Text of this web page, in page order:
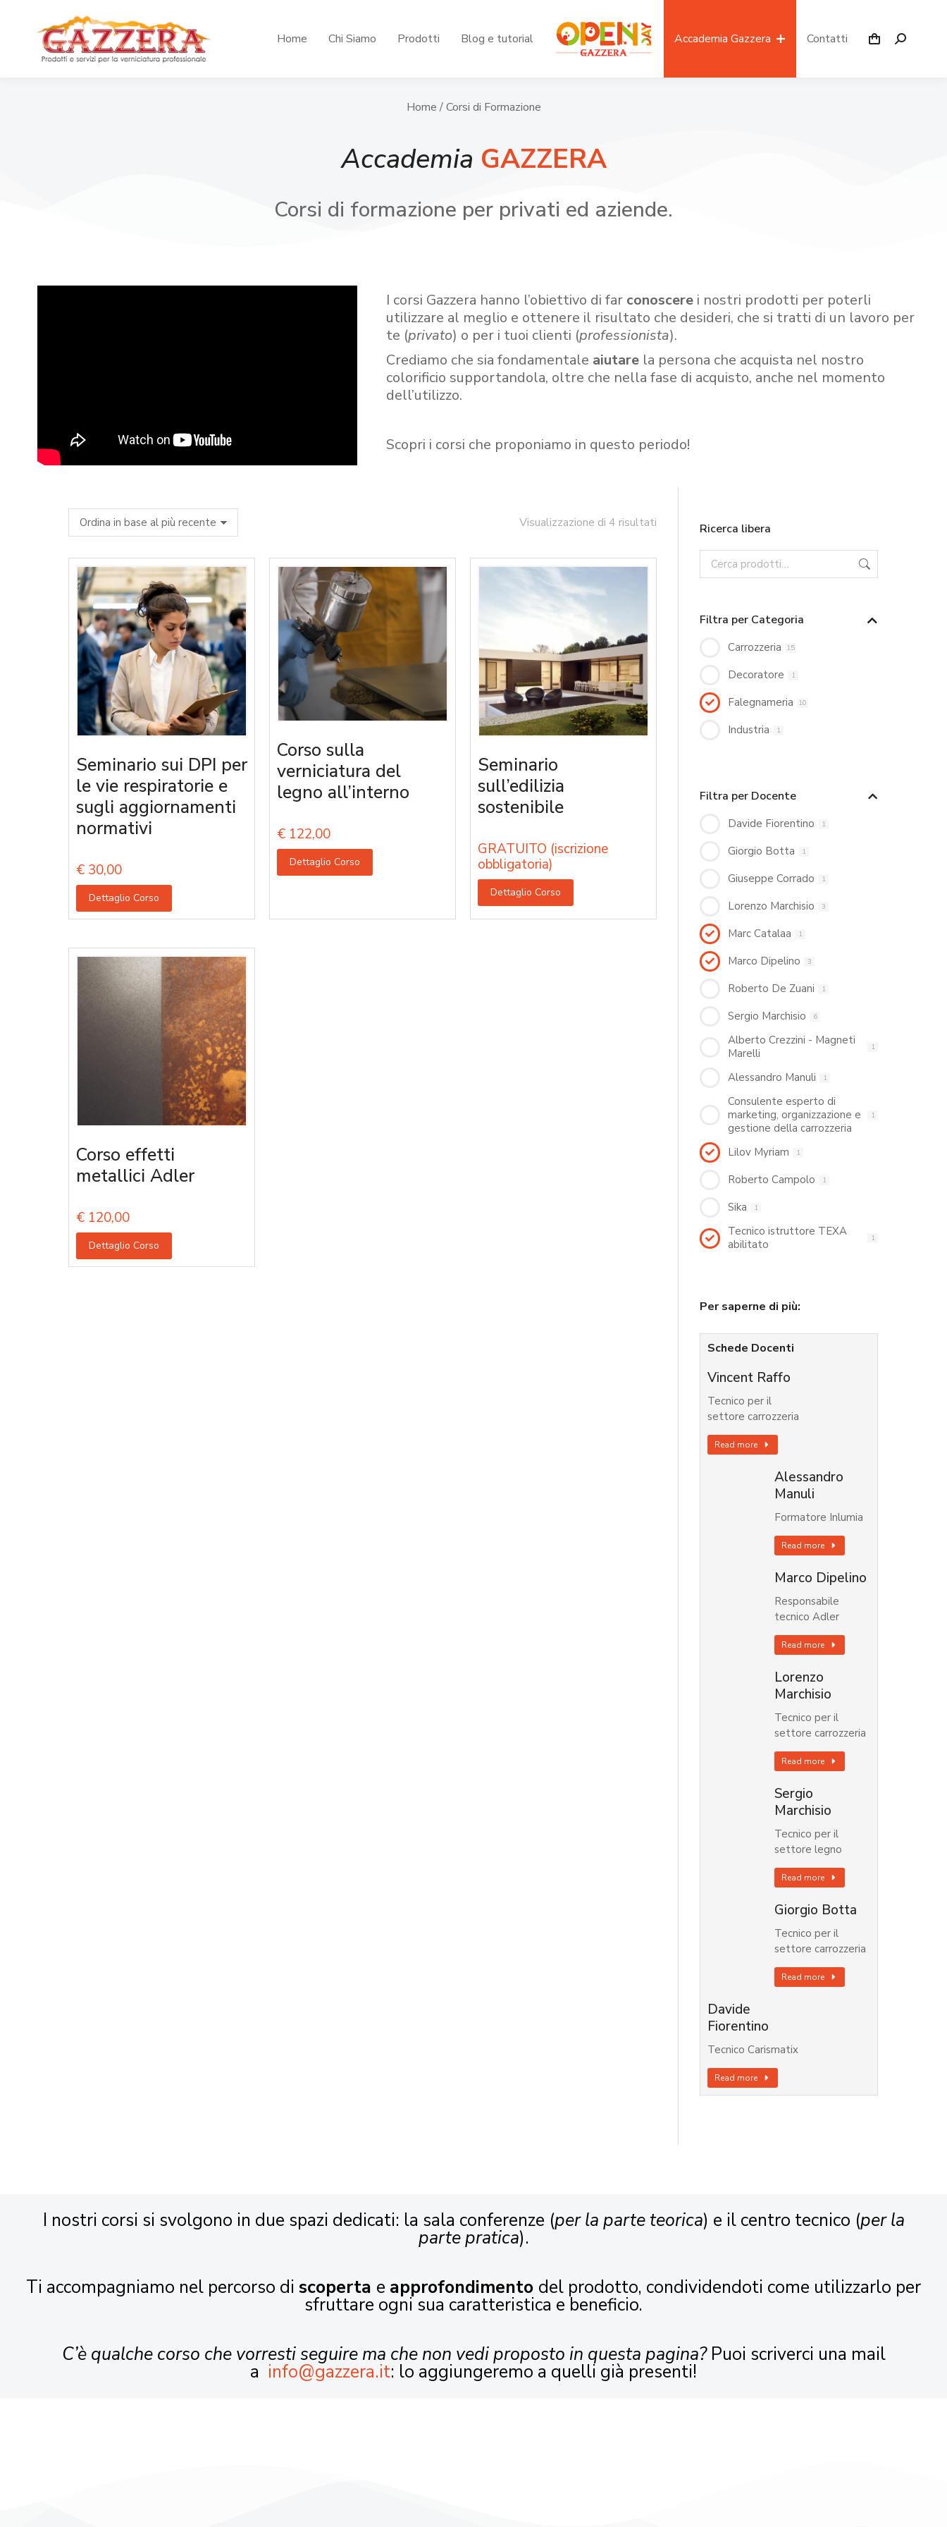
Home Chi Siamo Prodotti Blog e tutorial Accademia Gazzera Contatti
Home / Corsi di Formazione
Accademia GAZZERA
Corsi di formazione per privati ed aziende.
I corsi Gazzera hanno l’obiettivo di far conoscerei nostri prodotti per poterli
utilizzare al meglio e ottenere il risultato che desideri, che si tratti di un lavoro per
te (privato) o per i tuoi clienti (professionista).
Crediamo che sia fondamentale aiutare la persona che acquista nel nostro
colorificio supportandola, oltre che nella fase di acquisto, anche nel momento
dell’utilizzo.
Scopri i corsi che proponiamo in questo periodo!
Visualizzazione di 4 risultati
Seminario sui DPI per
le vie respiratorie e
sugli aggiornamenti
normativi
€ 30,00
Dettaglio Corso
Corso sulla
verniciatura del
legno all’interno
€ 122,00
Dettaglio Corso
Seminario
sull’edilizia
sostenibile
GRATUITO (iscrizione
obbligatoria)
Dettaglio Corso
Corso effetti
metallici Adler
€ 120,00
Dettaglio Corso
Ricerca libera
Filtra per Categoria
Carrozzeria 15
Decoratore 1
Falegnameria 10
Industria 1
Filtra per Docente
Davide Fiorentino 1
Giorgio Botta 1
Giuseppe Corrado 1
Lorenzo Marchisio 3
Marc Catalaa 1
Marco Dipelino 3
Roberto De Zuani 1
Sergio Marchisio 6
Alberto Crezzini - Magneti
Marelli
1
Alessandro Manuli 1
Consulente esperto di
marketing, organizzazione e
gestione della carrozzeria
1
Lilov Myriam 1
Roberto Campolo 1
Sika 1
Tecnico istruttore TEXA
abilitato
1
Per saperne di più:
Schede Docenti
Vincent Raffo
Tecnico per il
settore carrozzeria
Read more
Alessandro
Manuli
Formatore Inlumia
Read more
Marco Dipelino
Responsabile
tecnico Adler
Read more
Lorenzo
Marchisio
Tecnico per il
settore carrozzeria
Read more
Sergio
Marchisio
Tecnico per il
settore legno
Read more
Giorgio Botta
Tecnico per il
settore carrozzeria
Read more
Davide
Fiorentino
Tecnico Carismatix
Read more
I nostri corsi si svolgono in due spazi dedicati: la sala conferenze (per la parte teorica) e il centro tecnico (per la
parte pratica).
Ti accompagniamo nel percorso di scoperta e approfondimento del prodotto, condividendoti come utilizzarlo per
sfruttare ogni sua caratteristica e beneficio.
C’è qualche corso che vorresti seguire ma che non vedi proposto in questa pagina?Puoi scriverci una mail
a info@gazzera.it: lo aggiungeremo a quelli già presenti!